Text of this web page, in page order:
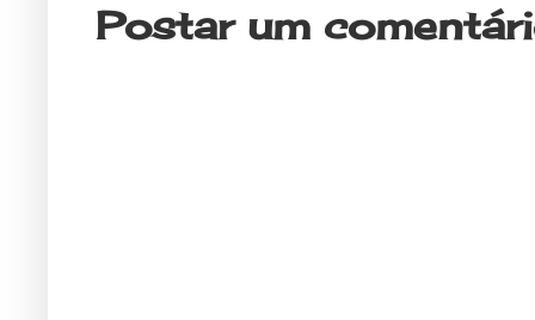
Postar um